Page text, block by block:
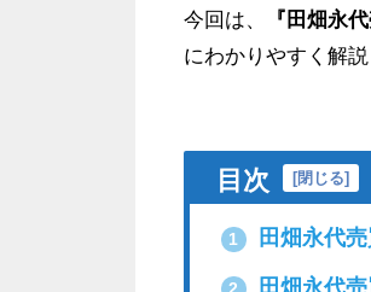
今回は、 『田畑永
にわかりやすく解説
目次 [閉じる]
1 田畑永代
2 田畑永代